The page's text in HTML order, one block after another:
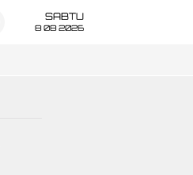
SABTU
8 08 2026